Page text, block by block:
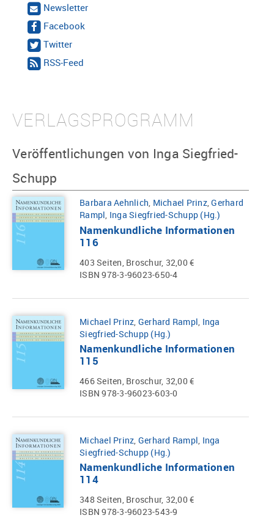
Newsletter
Facebook
Twitter
RSS-Feed
VERLAGSPROGRAMM
Veröffentlichungen von Inga Siegfried-
Schupp
Barbara Aehnlich, Michael Prinz,Gerhard
Rampl, Inga Siegfried-Schupp (Hg.)
Namenkundliche Informationen
116
403 Seiten, Broschur, 32,00 €
ISBN 978-3-96023-650-4
Michael Prinz Gerhard Rampl Inga
Siegfried-Schupp (Hg.)
Namenkundliche Informationen
115
466 Seiten, Broschur, 32,00 €
ISBN 978-3-96023-603-0
Michael Prinz Gerhard Rampl Inga
Siegfried-Schupp (Hg.)
Namenkundliche Informationen
114
348 Seiten, Broschur, 32,00 €
ISBN 978-3-96023-543-9